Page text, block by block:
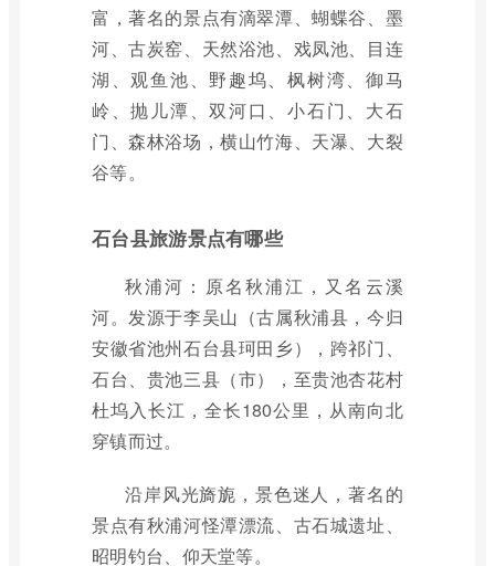
富，著名的景点有滴翠潭、蝴蝶谷、墨
河、古炭窑、天然浴池、戏凤池、目连
湖、观鱼池、野趣坞、枫树湾、御马
岭、抛儿潭、双河口、小石门、大石
门、森林浴场，横山竹海、天瀑、大裂
谷等。
石台县旅游景点有哪些
秋浦河：原名秋浦江，又名云溪
河。发源于李吴山（古属秋浦县，今归
安徽省池州石台县珂田乡），跨祁门、
石台、贵池三县（市），至贵池杏花村
杜坞入长江，全长180公里，从南向北
穿镇而过。
沿岸风光旖旎，景色迷人，著名的
景点有秋浦河怪潭漂流、古石城遗址、
昭明钓台、仰天堂等。